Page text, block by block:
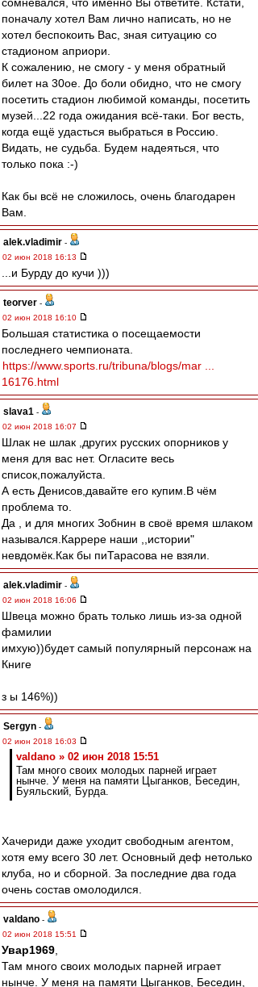
поначалу хотел Вам лично написать, но не
хотел беспокоить Вас, зная ситуацию со
стадионом априори.
К сожалению, не смогу - у меня обратный
билет на 30ое. До боли обидно, что не смогу
посетить стадион любимой команды, посетить
музей...22 года ожидания всё-таки. Бог весть,
когда ещё удасться выбраться в Россию.
Видать, не судьба. Будем надеяться, что
только пока :-)
Как бы всё не сложилось, очень благодарен
Вам.
alek.vladimir -
02 июн 2018 16:13
...и Бурду до кучи )))
teorver -
02 июн 2018 16:10
Большая статистика о посещаемости
последнего чемпионата.
https://www.sports.ru/tribuna/blogs/mar ...
16176.html
slava1 -
02 июн 2018 16:07
Шлак не шлак ,других русских опорников у
меня для вас нет. Огласите весь
список,пожалуйста.
А есть Денисов,давайте его купим.В чём
проблема то.
Да , и для многих Зобнин в своё время шлаком
назывался.Каррере наши ,,истории"
невдомёк.Как бы пиТарасова не взяли.
alek.vladimir -
02 июн 2018 16:06
Швеца можно брать только лишь из-за одной
фамилии
имхую))будет самый популярный персонаж на
Книге
з ы 146%))
Sergyn -
02 июн 2018 16:03
valdano » 02 июн 2018 15:51
Там много своих молодых парней играет
нынче. У меня на памяти Цыганков, Беседин,
Буяльский, Бурда.
Хачериди даже уходит свободным агентом,
хотя ему всего 30 лет. Основный деф нетолько
клуба, но и сборной. За последние два года
очень состав омолодился.
valdano -
02 июн 2018 15:51
Увар1969
Там много своих молодых парней играет
нынче. У меня на памяти Цыганков, Беседин,